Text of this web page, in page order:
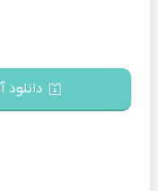
دانلود